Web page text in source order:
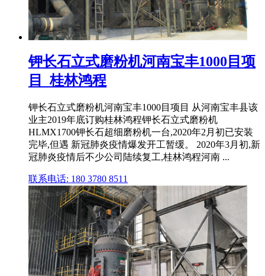
钾长石立式磨粉机河南宝丰1000目项
目_桂林鸿程
钾长石立式磨粉机河南宝丰1000目项目 从河南宝丰县该
业主2019年底订购桂林鸿程钾长石立式磨粉机
HLMX1700钾长石超细磨粉机一台,2020年2月初已安装
完毕,但遇 新冠肺炎疫情爆发开工暂缓。 2020年3月初,新
冠肺炎疫情后不少公司陆续复工,桂林鸿程河南 ...
联系电话: 180 3780 8511